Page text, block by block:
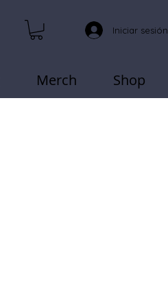
Iniciar sesión
Merch Shop